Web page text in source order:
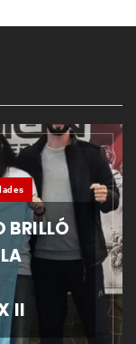
BRILLÓ
II